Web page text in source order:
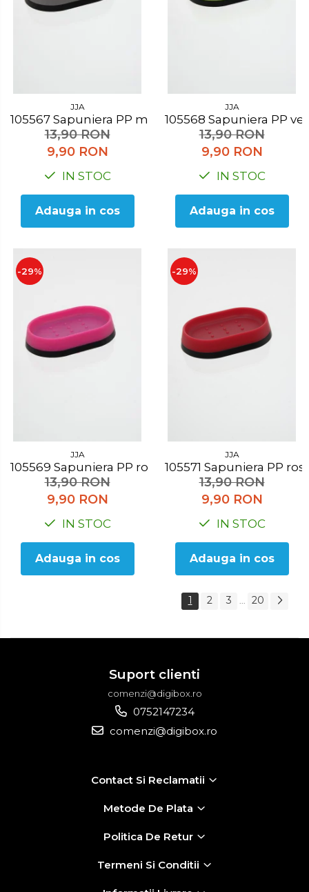
JJA
105567 Sapuniera PP maro
13,90 RON
9,90 RON
IN STOC
Adauga in cos
JJA
105568 Sapuniera PP
13,90 RON
9,90 RON
IN STOC
Adauga in cos
-29%
JJA
105569 Sapuniera PP roz
13,90 RON
9,90 RON
IN STOC
Adauga in cos
-29%
JJA
105571 Sapuniera PP
13,90 RON
9,90 RON
IN STOC
Adauga in cos
1 2 3 ... 20
Suport clienti
comenzi@digibox.ro
0752147234
comenzi@digibox.ro
Contact Si Reclamatii
Metode De Plata
Politica De Retur
Termeni Si Conditii